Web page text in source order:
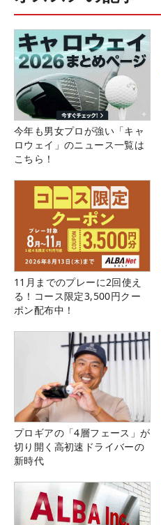
今年も男女プロが強い「キャ
ロウェイ」のニュース一覧は
こちら！
11月までのプレーに2回使え
る！コース限定3,500円クー
ポン配布中！
プロギアの「4層フェース」が
切り開く高初速ドライバーの
新時代